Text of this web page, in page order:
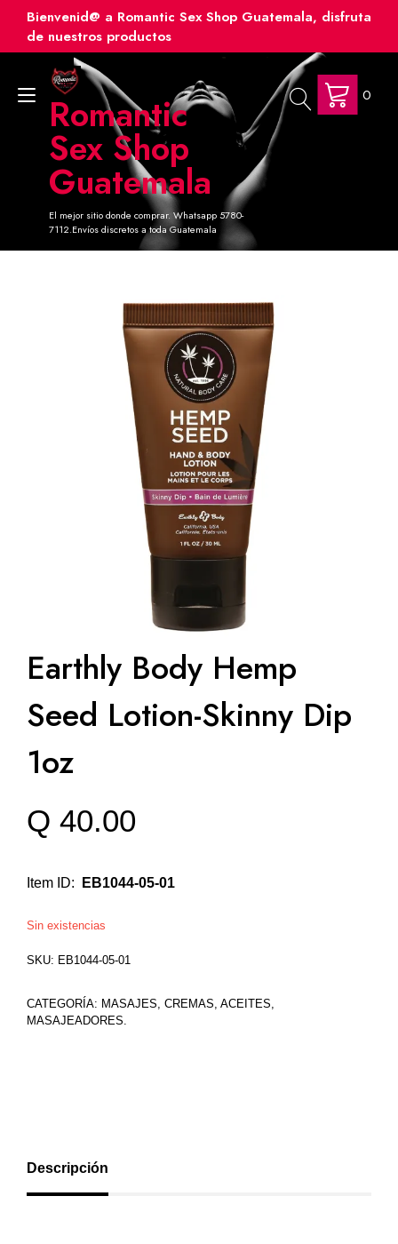
contenido
Bienvenid@ a Romantic Sex Shop Guatemala, disfruta
de nuestros productos
Romantic
Sex Shop
Guatemala
El mejor sitio donde comprar. Whatsapp 5780-
7112.Envíos discretos a toda Guatemala
Alternar
navegación
0
Earthly Body Hemp
Seed Lotion-Skinny Dip
1oz
Q 40.00
Item ID: EB1044-05-01
Sin existencias
SKU: EB1044-05-01
CATEGORÍA: MASAJES, CREMAS, ACEITES,
MASAJEADORES.
Descripción